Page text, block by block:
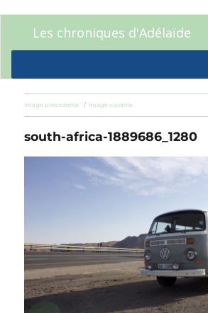
Les chroniques d'Adélaïde
Image précédente Image suivante
south-africa-1889686_1280